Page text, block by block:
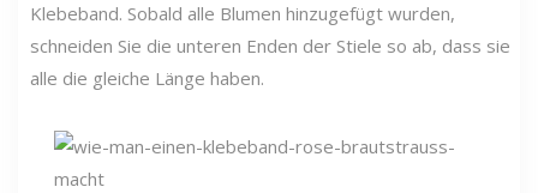
Klebeband. Sobald alle Blumen hinzugefügt wurden,
schneiden Sie die unteren Enden der Stiele so ab, dass sie
alle die gleiche Länge haben.